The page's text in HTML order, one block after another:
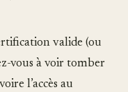
valide (ou
vous à voir tomber
l’accès au